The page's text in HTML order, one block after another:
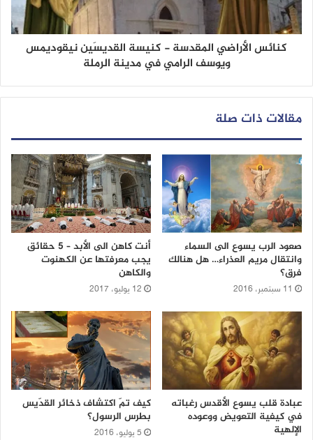
كنائس الأراضي المقدسة - كنيسة القديسَين نيقوديمس
ويوسف الرامي في مدينة الرملة
مقالات ذات صلة
صعود الرب يسوع الى السماء
وانتقال مريم العذراء… هل هنالك
فرق؟
11 سبتمبر، 2016
أنت كاهن الى الأبد – 5 حقائق
يجب معرفتها عن الكهنوت
والكاهن
12 يوليو، 2017
عبادة قلب يسوع الأقدس رغباته
في كيفية التعويض ووعوده
الإلهية
كيف تمّ اكتشاف ذخائر القدّيس
بطرس الرسول؟
5 يوليو، 2016